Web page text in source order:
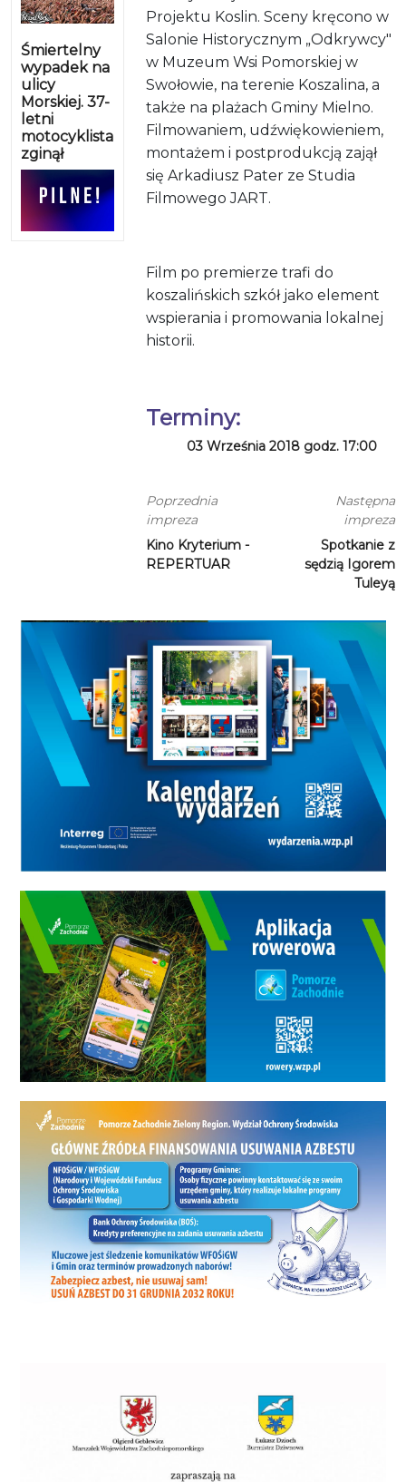
Śmiertelny
wypadek na
ulicy
Morskiej. 37-
letni
motocyklista
zginął
Projektu Koslin. Sceny kręcono w
Salonie Historycznym „Odkrywcy"
w Muzeum Wsi Pomorskiej w
Swołowie, na terenie Koszalina, a
także na plażach Gminy Mielno.
Filmowaniem, udźwiękowieniem,
montażem i postprodukcją zajął
się Arkadiusz Pater ze Studia
Filmowego JART.
Film po premierze trafi do
koszalińskich szkół jako element
wspierania i promowania lokalnej
historii.
Terminy:
03 Września 2018 godz. 17:00
Poprzednia
impreza
Kino Kryterium -
REPERTUAR
Następna
impreza
Spotkanie z
sędzią Igorem
Tuleyą